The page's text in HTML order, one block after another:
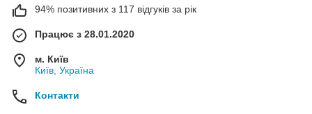
94% позитивних з 117 відгуків за рік
Працює з 28.01.2020
м. Київ
Київ, Україна
Контакти